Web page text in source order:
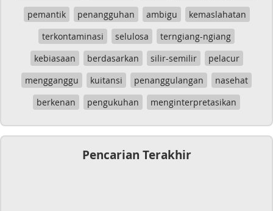
pemantik
penangguhan ambigu
kemaslahatan
terkontaminasi
selulosa
terngiang-ngiang
kebiasaan
berdasarkan silir-semilir
pelacur
mengganggu
kuitansi penanggulangan
nasehat
berkenan
pengukuhan menginterpretasikan
Pencarian Terakhir